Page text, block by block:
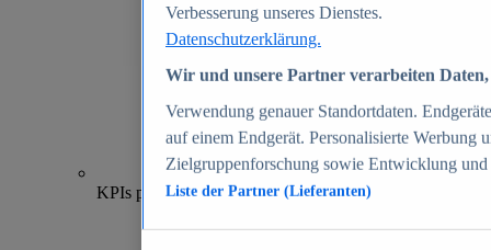
70+
KPIs pro Shop
Verbesserung unseres Dienstes.
Datenschutzerklärung.
Wir und unsere Partner verarbeiten
Verwendung genauer Standortdaten.
auf einem Endgerät. Personalisierte Werbung
Zielgruppenforschung sowie Entwicklung
Liste der Partner (Lieferanten)